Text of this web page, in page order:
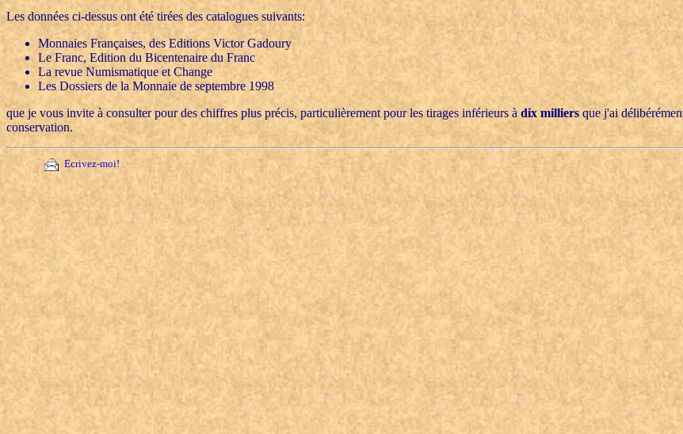
Les données ci-dessus ont été tirées des catalogues suivants:
Monnaies Françaises, des Editions Victor Gadoury
Le Franc, Edition du Bicentenaire du Franc
La revue Numismatique et Change
Les Dossiers de la Monnaie de septembre 1998
que je vous invite à consulter pour des chiffres plus précis, particulièrement pour les tirages inférieurs à dix milliers que j'ai
conservation.
Ecrivez-moi!